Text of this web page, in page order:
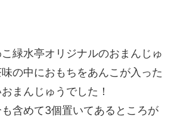
緑水亭オリジナルのおまんじゅ
の中におもちをあんこが入った
まんじゅうでした！
含めて3個置いてあるところが